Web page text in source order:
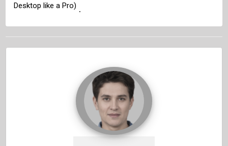
Desktop like a Pro) .